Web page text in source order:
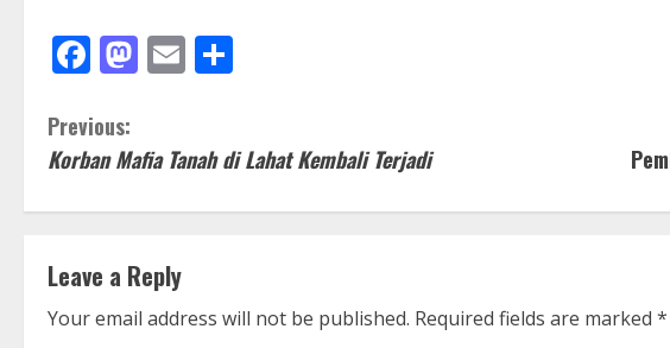
Facebook
Mastodon
Email
C
o
t
i
Previous:
Korban Mafia Tanah di Lahat Kembali Terjadi
Leave a Reply
Your email address will not be published. Required fields are marked *